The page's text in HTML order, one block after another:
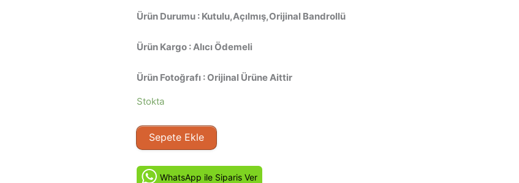
Ürün Durumu : Kutulu,Açılmış,Orijinal Bandrollü
Ürün Kargo : Alıcı Ödemeli
Ürün Fotoğrafı : Orijinal Ürüne Aittir
Stokta
Şehir
Komandosu
Snake
Sepete Ekle
WhatsApp ile Siparis Ver